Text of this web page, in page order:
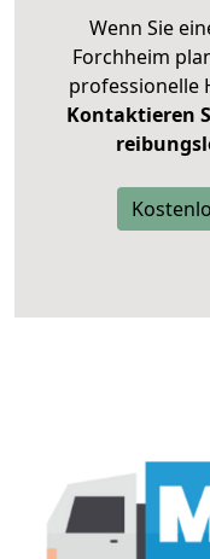
Wenn Sie
Forchheim
professionelle
Kontaktieren